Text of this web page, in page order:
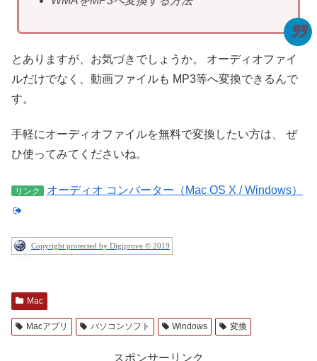
とありますが、お気づきでしょうか。
オーディオファイ
ルだけでなく、動画ファイルも MP3等へ変換できるんで
す。
手軽にオーディオファイルを無料で変換したい方は、
ぜ
ひ使ってみてくださいね。
リンク オーディオ コンバーター（Mac OS X / Windows）
Copyright protected by Digiprove © 2019
Mac
Macアプリ パソコンソフト Windows 変換
スポンサーリンク